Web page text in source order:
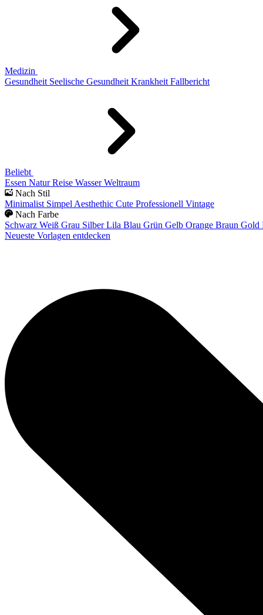
Medizin
Gesundheit Seelische Gesundheit Krankheit Fallbericht
Beliebt
Essen Natur Reise Wasser Weltraum
Nach Stil
Minimalist Simpel Aesthethic Cute Professionell Vintage
Nach Farbe
Schwarz Weiß Grau Silber Lila Blau Grün Gelb Orange Braun Gold
Neueste Vorlagen entdecken